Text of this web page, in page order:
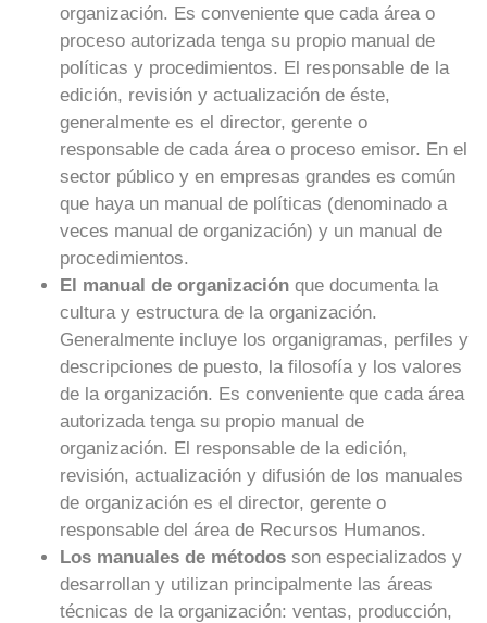
organización. Es conveniente que cada área o
proceso autorizada tenga su propio manual de
políticas y procedimientos. El responsable de la
edición, revisión y actualización de éste,
generalmente es el director, gerente o
responsable de cada área o proceso emisor. En el
sector público y en empresas grandes es común
que haya un manual de políticas (denominado a
veces manual de organización) y un manual de
procedimientos.
El manual de organización que documenta la
cultura y estructura de la organización.
Generalmente incluye los organigramas, perfiles y
descripciones de puesto, la filosofía y los valores
de la organización. Es conveniente que cada área
autorizada tenga su propio manual de
organización. El responsable de la edición,
revisión, actualización y difusión de los manuales
de organización es el director, gerente o
responsable del área de Recursos Humanos.
Los manuales de métodos son especializados y
desarrollan y utilizan principalmente las áreas
técnicas de la organización: ventas, producción,